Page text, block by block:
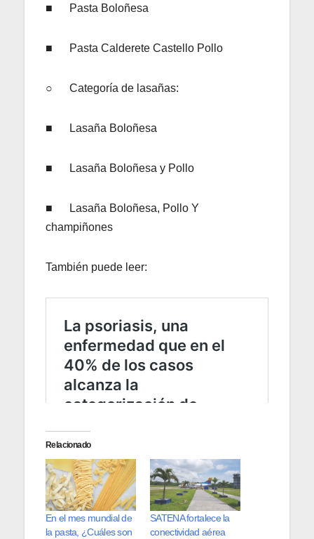
■ Pasta Boloñesa
■ Pasta Calderete Castello Pollo
○ Categoría de lasañas:
■ Lasaña Boloñesa
■ Lasaña Boloñesa y Pollo
■ Lasaña Boloñesa, Pollo Y
champiñones
También puede leer:
Relacionado
En el mes mundial de
la pasta, ¿Cuáles son
SATENA fortalece la
conectividad aérea